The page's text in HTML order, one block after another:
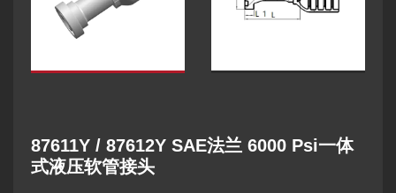
87611Y / 87612Y SAE法兰 6000 Psi一体
式液压软管接头